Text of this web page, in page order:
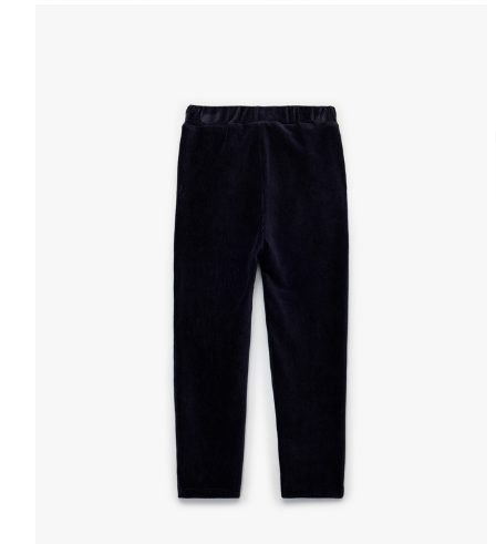
Puteți ajunge
Selecteaza țara
Selectează mărimea
Informațiile despre starea
Selectează
Tabel de mărimi